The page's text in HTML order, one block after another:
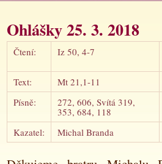
Ohlášky 25. 3. 2018
Čtení: Iz 50, 4-7
Text:
Mt 21,1-11
Písně:
272, 606, Svítá 319,
353, 684, 118
Kazatel:
Michal Branda